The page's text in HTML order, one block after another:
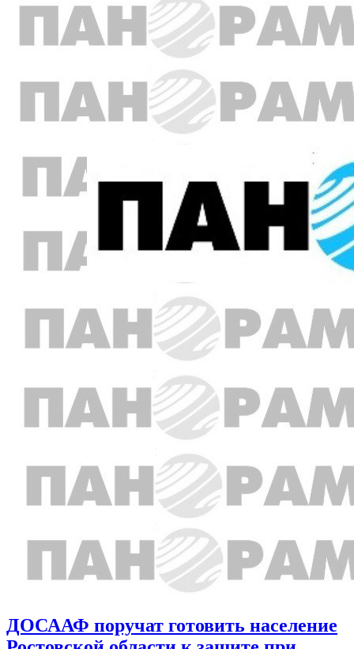
ДОСААФ поручат готовить население